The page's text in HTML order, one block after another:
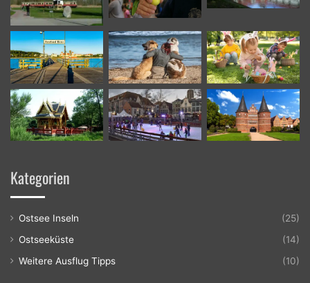
Kategorien
Ostsee Inseln
(25)
Ostseeküste
(14)
Weitere Ausflug Tipps
(10)